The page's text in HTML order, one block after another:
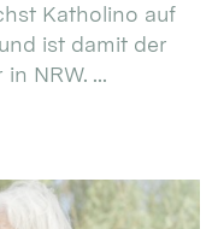
Katholino auf
ist damit der
NRW. ...